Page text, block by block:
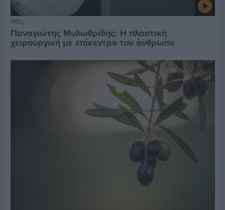
Χθες
Παναγιώτης Μυλωθρίδης: Η πλαστική
χειρουργική με επίκεντρο τον άνθρωπο